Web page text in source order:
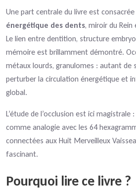
Une part centrale du livre est consacrée
énergétique des dents, miroir du
Le lien entre dentition, structure
mémoire est brillamment démontré.
métaux lourds, granulomes : autant de
perturber la circulation énergétique et
global.
L’étude de l’occlusion est ici magistrale :
comme analogie avec les 64
connectées aux Huit Merveilleux
fascinant.
Pourquoi lire ce livre ?